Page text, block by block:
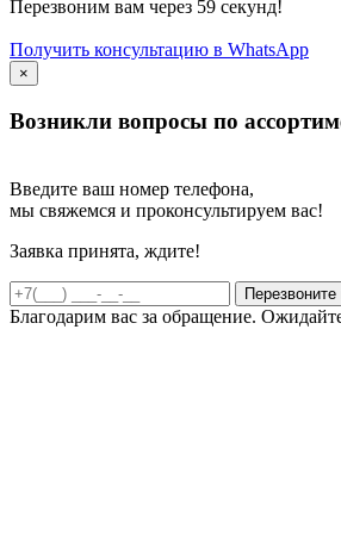
Перезвоним вам через 59 секунд!
Получить консультацию в WhatsApp
×
Возникли вопросы по
Введите ваш номер телефона,
мы свяжемся и проконсультируем вас!
Заявка принята, ждите!
Благодарим вас за обращение.